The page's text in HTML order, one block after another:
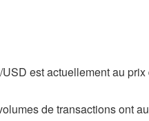
USD est actuellement au
de transactions ont